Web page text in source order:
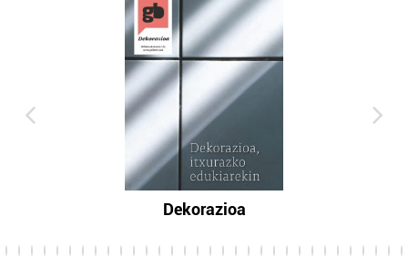
Dekorazioa